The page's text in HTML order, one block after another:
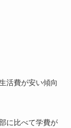
活費が安い傾向
に比べて学費が